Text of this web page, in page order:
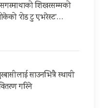
शिखरसम्मको
‘रोड टु एभरेस्ट’…
साउनभित्रै स्थायी
गरिने